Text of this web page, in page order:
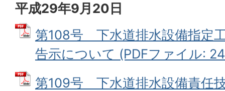
平成29年9月20日
第108号 下水道排水設備指定
告示について (PDFファイル:
第109号 下水道排水設備責任